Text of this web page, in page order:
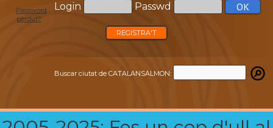
Login Passwd
Password
perdut?
REGISTRA'T
Buscar ciutat de CATALANSALMON: